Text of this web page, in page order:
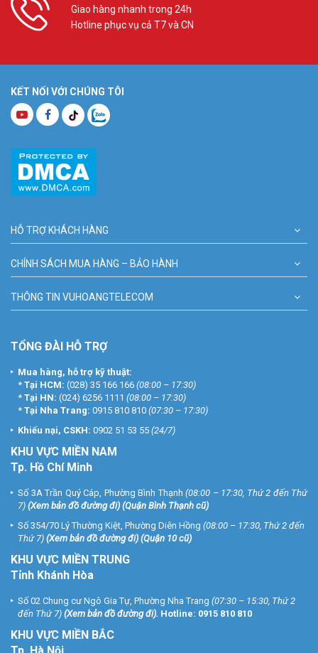
Giao hàng nhanh trong 24h
Hotline phục vụ cả T7 và CN
KẾT NỐI VỚI CHÚNG TÔI
HỖ TRỢ KHÁCH HÀNG
CHÍNH SÁCH MUA HÀNG – BẢO HÀNH
THÔNG TIN VUHOANGTELECOM
TỔNG ĐÀI HỖ TRỢ
Mua hàng, hỗ trợ kỹ thuật:
* Tại HCM: (028) 35 166 166 (08:00 – 17:30)
* Tại HN: (024) 6256 1111 (08:00 – 17:30)
* Tại Nha Trang: 0915 810 810 (07:30 – 17:30)
Khiếu nại, CSKH: 0902 51 53 55 (24/7)
KHU VỰC MIỀN NAM
Tp. Hồ Chí Minh
Số 3A Trần Quý Cáp, Phường Bình Thạnh (08:00 – 17:30, Thứ 2 đến Thứ
7) (Xem bản đồ đường đi) (Quận Bình Thạnh cũ)
Số 354/70 Lý Thường Kiệt, Phường Diên Hồng (08:00 – 17:30, Thứ 2 đến
Thứ 7) (Xem bản đồ đường đi) (Quận 10 cũ)
KHU VỰC MIỀN TRUNG
Tỉnh Khánh Hòa
Số 02 Chung cư Ngô Gia Tự, Phường Nha Trang (07:30 – 15:30, Thứ 2
đến Thứ 7) (Xem bản đồ đường đi). Hotline: 0915 810 810
KHU VỰC MIỀN BẮC
Tp. Hà Nội